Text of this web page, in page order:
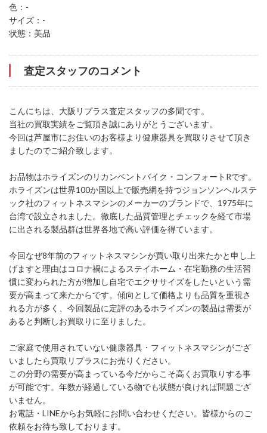
色：-
サイズ：-
状態：美品
査定スタッフのコメント
こんにちは、大阪リプラス査定スタッフの多聞です。
当社の買取実績をご覧頂き誠にありがとうございます。
今回は芦屋市にお住いのお客様より健康器具を買取りさせて頂き
ましたのでご紹介致します。
お品物はホライズンのリカンベントバイク・コンフォートRです。
ホライズンは世界100か国以上で販売網を持つジョンソンヘルステ
ック社のフィットネスマシンのメーカーのブランドで、1975年に
台湾で設立されました。徹底した品質管理とチェックを経て市場
に出される製品群は世界各地で高い評価を得ています。
今回なぜ8年前のフィットネスマシンが買い取り出来たかと申し上
げますと理由はコロナ禍によるステイホーム・在宅勤務の生活習
慣に変わられた方が増加し自宅でエクササイズをしたいという需
要が高まって来たからです。傾向として価格よりも品質を重視さ
れる方が多く、今回製品に定評のあるホライズンの製品は需要が
あると判断しお買取りに至りました。
ご家庭で使用されていない健康器具・フィットネスマシンがござ
いましたら買取リプラスにお売りください。
この分野の需要が高まっている今だからこそ高くお買取りする事
が可能です。年数が経過している物でも状態が良ければ問題ござ
いません。
お電話・LINEからお気軽にお問い合わせください。皆様からのご
依頼をお待ち致しております。